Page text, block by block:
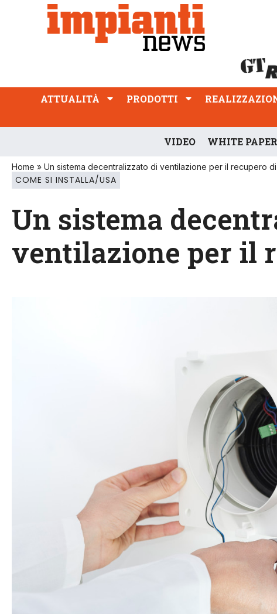
ATTUALITÀ PRODOTTI REALIZZAZIONI
PROFESSIONE
ATTUALITÀ PRODOTTI
VIDEO WHITE PAPER
Home » Un sistema decentralizzato di ventilazione per il recupero
COME SI INSTALLA/USA
Un sistema
ventilazione per il